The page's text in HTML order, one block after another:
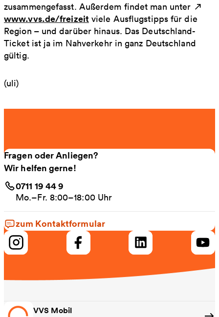
zusammengefasst. Außerdem findet man unter
www.vvs.de/freizeit viele Ausflugstipps für die
Region – und darüber hinaus. Das Deutschland-
Ticket ist ja im Nahverkehr in ganz Deutschland
gültig.
(uli)
Fragen oder Anliegen?
Wir helfen gerne!
0711 19 44 9
Mo.–Fr. 8:00–18:00 Uhr
zum Kontaktformular
VVS Mobil